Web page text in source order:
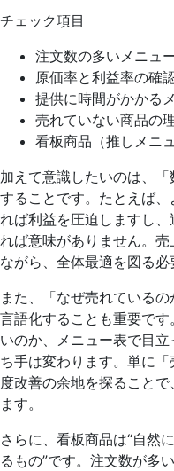
チェック項目
注文数の多いメニュ
原価率と利益率の確
提供に時間がかかる
売れていない商品の
看板商品（推しメニ
加えて意識したいのは、
することです。たとえば
れば利益を圧迫しますし
れば意味がありません。
ながら、全体最適を図る必
また、「なぜ売れている
言語化することも重要で
いのか、メニュー表で目
ち手は変わります。単に
度改善の余地を探ること
ます。
さらに、看板商品は“自然
るもの”です。注文数が多